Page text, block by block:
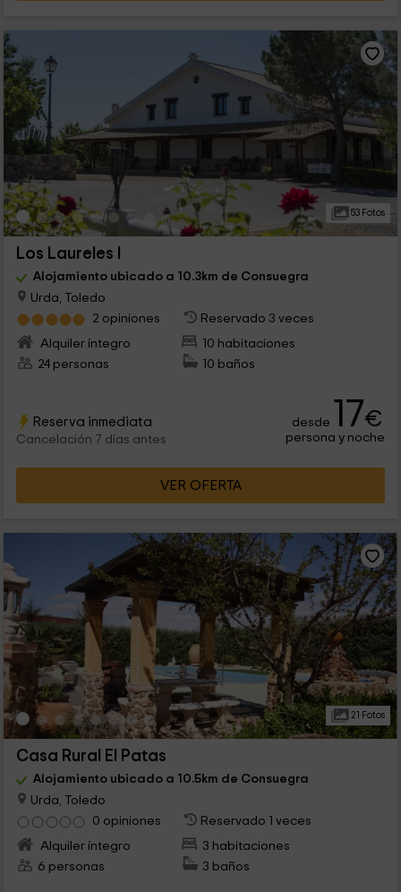
53 Fotos
Los Laureles I
Alojamiento ubicado a 10.3km de Consuegra
Urda, Toledo
2 opiniones
Reservado 3 veces
Alquiler íntegro
10 habitaciones
24 personas
10 baños
Reserva inmediata
Cancelación 7 días antes
desde 17€
persona y noche
VER OFERTA
21 Fotos
Casa Rural El Patas
Alojamiento ubicado a 10.5km de Consuegra
Urda, Toledo
0 opiniones
Reservado 1 veces
Alquiler íntegro
3 habitaciones
6 personas
3 baños